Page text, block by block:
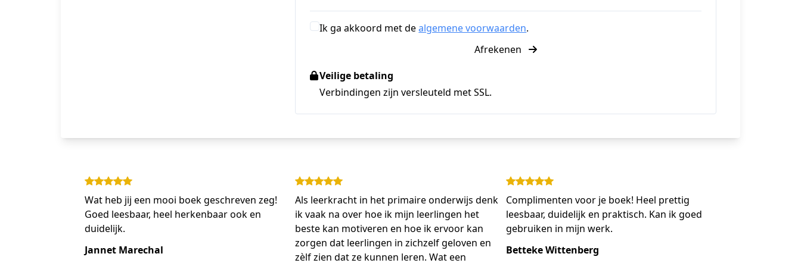
Ik ga akkoord met dealgemene voorwaarden.
Afrekenen
Veilige betaling
Verbindingen zijn versleuteld met SSL.
Wat heb jij een mooi boek geschreven zeg!
Goed leesbaar, heel herkenbaar ook en
duidelijk.
Jannet Marechal
Als leerkracht in het primaire onderwijs denk
ik vaak na over hoe ik mijn leerlingen het
beste kan motiveren en hoe ik ervoor kan
zorgen dat leerlingen in zichzelf geloven en
zèlf zien dat ze kunnen leren. Wat een
Complimenten voor je boek! Heel prettig
leesbaar, duidelijk en praktisch. Kan ik goed
gebruiken in mijn werk.
Betteke Wittenberg